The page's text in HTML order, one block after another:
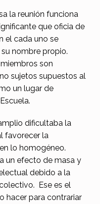
la reunión funciona
que oficia de
el cada uno se
nombre propio.
son
sujetos supuestos al
un lugar de
dificultaba la
favorecer la
lo homogéneo.
un efecto de masa y
debido a la
Ese es el
hacer para contrariar